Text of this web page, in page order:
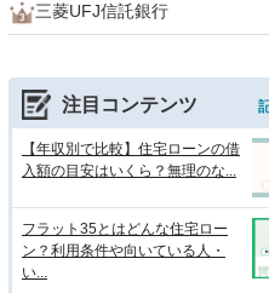
三菱UFJ信託銀行
注目コンテンツ
【年収別で比較】住宅ローンの借
入額の目安はいくら？無理のな...
フラット35とはどんな住宅ロー
ン？利用条件や向いている人・
い...